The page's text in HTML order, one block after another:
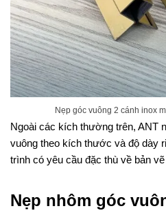
Nẹp góc vuông 2 cánh inox
Ngoài các kích thường trên, ANT
vuông theo kích thước và độ dày
trình có yêu cầu đặc thù về bản
Nẹp nhôm góc